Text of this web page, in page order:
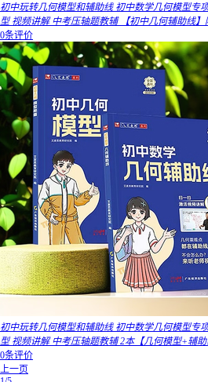
初中玩转几何模型和辅助线 初中数学几何模型专
型 视频讲解 中考压轴题教辅 【初中几何辅助线
0条评价
初中玩转几何模型和辅助线 初中数学几何模型专
型 视频讲解 中考压轴题教辅 2本【几何模型+辅
0条评价
上一页